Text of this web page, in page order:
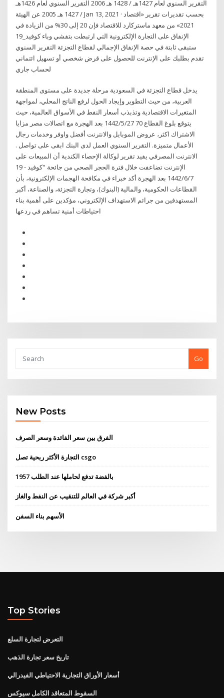
التقرير السنوي لعام 1427هـ / 1428 هـ 2006 التقرير السنوي لعام 1426هـ
/ 1427 هـ 2005 عن الهيئة Jan 13, 2021 · بحسب تقديرات تقرير «اقتصاد
2021» من معهد ماستركارد للاقتصاد فإن 20 إلى 30% من الزيادة في
الإنفاق على التجارة الإلكترونية التي ارتبطت بتفشي وباء كوفيد_19
ستبقى ثابتة في حصة الإنفاق الإجمالي لقطاع التجزئة التقرير السنوي
تقدم بطلبك على الإنترنت للحصول على قرض شخصي أو تسهيل ائتماني
لحساب جاري
يدخل قطاع التجزئة في السعودية مرحلة جديدة على مستوى المنطقة
العربية، من حيث التطوير وإيجاد الحول لرفع الناتج المحلي، لمواجهة
المتغيرات الاقتصادية وتذبذب أسعار النفط في الأسواق العالمية، حيث
يتوقع بلوغ القطاع 70 27‏‏/5‏‏/1442 بعد الهجرة مع اتصالات مصر مزايا
الاشتراك اكثر، عروض الموبايل والانترنت أفضل واوفر وخدمات رجال
الأعمال متميزة. التقرير السنوي العمل لدى البنك ابقى على تواصل .
الانترنت المصرفي يفيد تقرير لوكالة الإحصاء الكندية أن المبيعات على
الإنترنت تضاعفت خلال فترة الحجر الصحي من جائحة "كوفيد - 19
7‏‏/6‏‏/1442 بعد الهجرة أكد خبراء في مكافحة الهجمات الإلكترونية، بأن
القطاعات الحكومية، والمالية (البنوك)، وتجارة التجزئة، والصناعة، أكبر
المستهدفين من جرائم الاستهداف الإلكتروني، مؤكدين على أهمية بناء
احتياطات أمنية تساهم في ردعها
Go
New Posts
الفرق بين سعر الفائدة وسعر الصرف
التجارة الأكثر ربحية تصل csgo
بالفضة تدفع لحاملها عند الطلب 1957
أكبر شركة في العالم للتنقيب عن النفط والغاز
الأسهم بناء السفن
Top Stories
التعرض لتجارة السلع
تاريخ سعر تجارة الذهب
أسعار الأوراق التجارية الاحتياطي الفيدرالي
السقوط المتعاقد الكامل سيوكس